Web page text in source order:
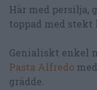
Här med persilja,
toppad med
Genialiskt enkel
Pasta Alfredo
grädde.